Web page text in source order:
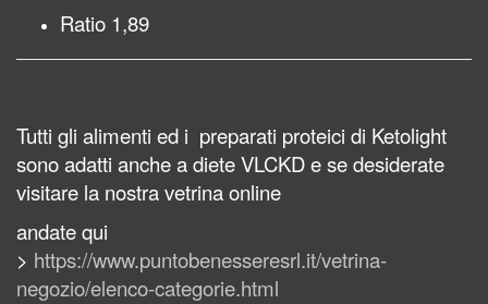
Ratio 1,89
Tutti gli alimenti ed i preparati proteici di Ketolight
sono adatti anche a diete VLCKD e se desiderate
visitare la nostra vetrina online
andate qui
> https://www.puntobenesseresrl.it/vetrina-
negozio/elenco-categorie.html